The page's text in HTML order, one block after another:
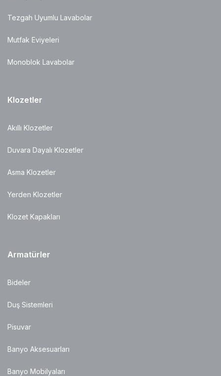
Tezgah Uyumlu Lavabolar
Mutfak Eviyeleri
Monoblok Lavabolar
Klozetler
Akıllı Klozetler
Duvara Dayalı Klozetler
Asma Klozetler
Yerden Klozetler
Klozet Kapakları
Armatürler
Bideler
Duş Sistemleri
Pisuvar
Banyo Aksesuarları
Banyo Mobilyaları